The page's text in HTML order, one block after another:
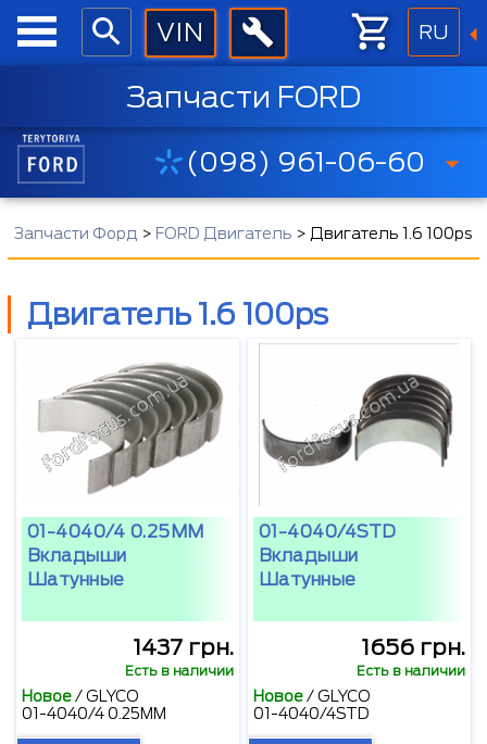
RU
Запчасти FORD
(098) 961-06-60
Запчасти Форд > FORD Двигатель > Двигатель 1.6 100ps
Двигатель 1.6 100ps
01-4040/4 0.25MM
Вкладыши
Шатунные
1437 грн.
Есть в наличии
Новое/GLYCO
01-4040/4 0.25MM
01-4040/4STD
Вкладыши
Шатунные
1656 грн.
Есть в наличии
Новое/GLYCO
01-4040/4STD